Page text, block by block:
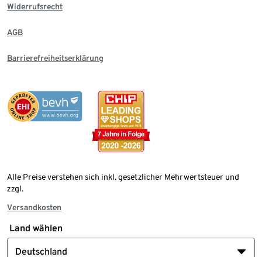
Widerrufsrecht
AGB
Barrierefreiheitserklärung
Alle Preise verstehen sich inkl. gesetzlicher Mehrwertsteuer und
zzgl.
Versandkosten
Land wählen
Deutschland